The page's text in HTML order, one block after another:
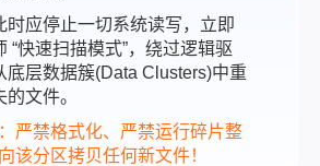
时应停止一切系统读写，立即
“快速扫描模式”，绕过逻辑驱
底层数据簇(Data Clusters)中重
文件。
严禁格式化、严禁运行碎片整
该分区拷贝任何新文件！